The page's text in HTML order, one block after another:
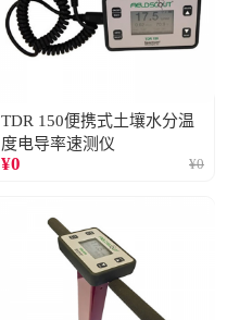
TDR 150便携式土壤水分温
度电导率速测仪
¥0 ¥0